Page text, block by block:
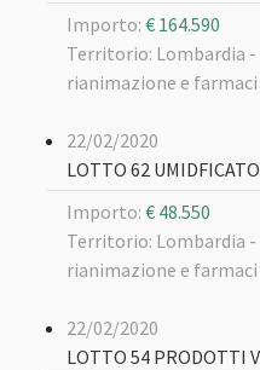
Importo: € 164.590
Territorio: Lombardia -
rianimazione e farmaci
22/02/2020
LOTTO 62
Importo: € 48.550
Territorio: Lombardia -
rianimazione e farmaci
22/02/2020
LOTTO 54 PRODOTTI